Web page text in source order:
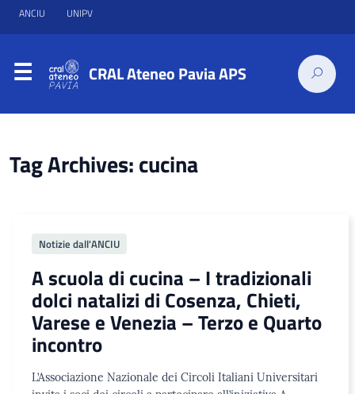
ANCIU UNIPV
CRAL Ateneo Pavia APS
Tag Archives: cucina
Notizie dall'ANCIU
A scuola di cucina – I tradizionali
dolci natalizi di Cosenza, Chieti,
Varese e Venezia – Terzo e Quarto
incontro
L’Associazione Nazionale dei Circoli Italiani Universitari